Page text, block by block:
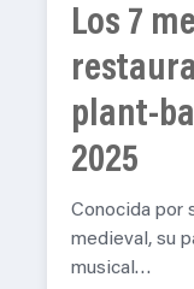
Los 7
plant-
2025
Conocida por
medieval, su
musical…